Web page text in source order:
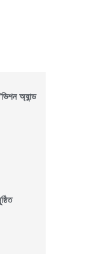
অ্যান্ড